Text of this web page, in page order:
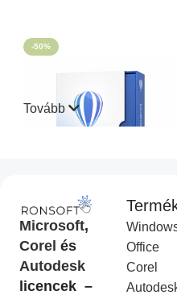
-50%
CorelDraw Standard 2021
I
Corel Licenc
Akciós
termék
Ft19,990.00 Ft 9,990.00
Tovább
Microsoft,
Corel és
Autodesk
licencek –
Office
Corel